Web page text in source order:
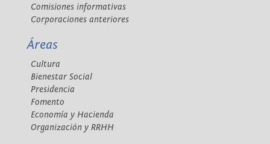
Comisiones informativas
Corporaciones anteriores
Áreas
Cultura
Bienestar Social
Presidencia
Fomento
Economía y Hacienda
Organización y RRHH